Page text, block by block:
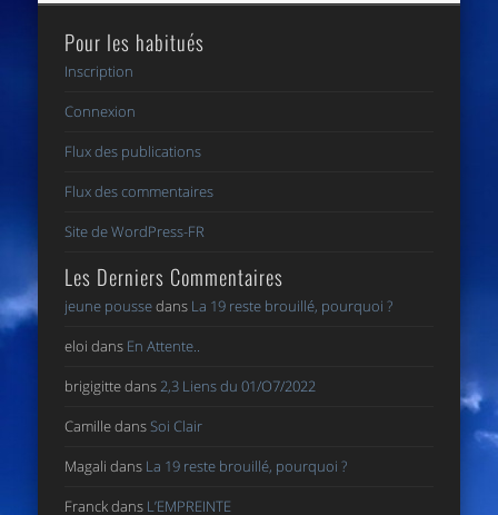
Pour les habitués
Inscription
Connexion
Flux des publications
Flux des commentaires
Site de WordPress-FR
Les Derniers Commentaires
jeune poussedans La 19 reste brouillé, pourquoi ?
eloi dans En Attente..
brigigittedans 2,3 Liens du 01/O7/2022
Camilledans Soi Clair
Magali dans La 19 reste brouillé, pourquoi ?
Franckdans L’EMPREINTE